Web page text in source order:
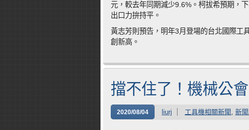
元，較去年同期減少9.6%。柯拔希預期，
出口力拚持平。
黃志芳則預告，明年3月登場的台北國際工
創新高。
擋不住了！機械公
2020/08/04 liurj 工具機相關新聞 , 新